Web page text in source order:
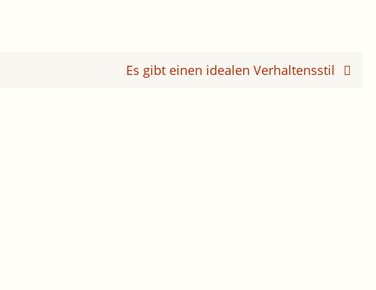
Es gibt einen idealen Verhaltensstil